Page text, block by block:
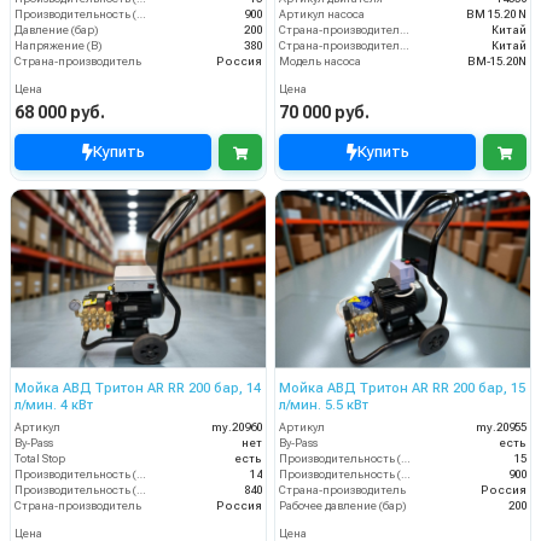
Производительность (л/ч)
900
Давление (бар)
200
Напряжение (В)
380
Страна-производитель
Россия
Цена
68 000 руб.
Купить
Артикул насоса
BM 15.20 N
Страна-производитель двигателя
Китай
Страна-производитель насоса
Китай
Модель насоса
BM-15.20N
Цена
70 000 руб.
Купить
Мойка АВД Тритон AR RR 200 бар, 14
л/мин. 4 кВт
Артикул
my.20960
By-Pass
нет
Total Stop
есть
Производительность (л/мин)
14
Производительность (л/ч)
840
Страна-производитель
Россия
Цена
Мойка АВД Тритон AR RR 200 бар, 15
л/мин. 5.5 кВт
Артикул
my.20955
By-Pass
есть
Производительность (л/мин)
15
Производительность (л/ч)
900
Страна-производитель
Россия
Рабочее давление (бар)
200
Цена